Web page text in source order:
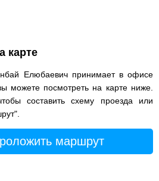
карте
Елюбаевич принимает в офисе
можете посмотреть на карте ниже.
составить схему проезда или
маршрут